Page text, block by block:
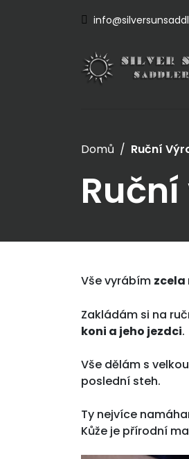
Domů Ruční
Vše vyrábím zcela
Zakládám si na
koni a jeho jezdci.
Vše dělám s
poslední steh.
Ty nejvíce
Kůže je přírodní